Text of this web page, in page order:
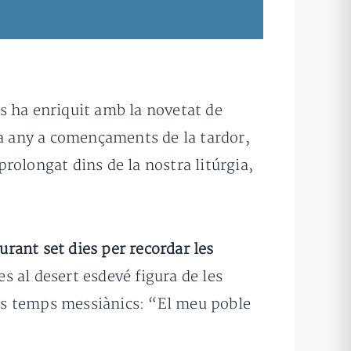
ha enriquit amb la novetat de
any a començaments de la tardor,
dins de la nostra litúrgia,
set dies per recordar les
al desert esdevé figura de les
temps messiànics: “El meu poble